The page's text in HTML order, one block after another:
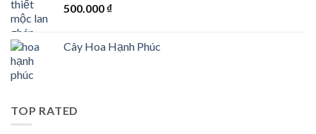
500.000 ₫
Cây Hoa Hạnh Phúc
TOP RATED